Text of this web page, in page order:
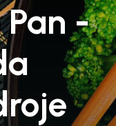
-